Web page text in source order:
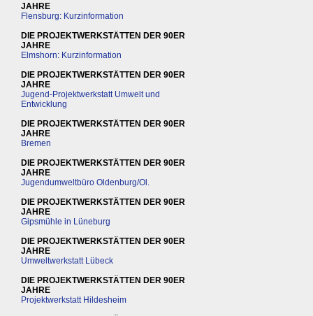
JAHRE
Flensburg: Kurzinformation
DIE PROJEKTWERKSTÄTTEN DER 90ER
JAHRE
Elmshorn: Kurzinformation
DIE PROJEKTWERKSTÄTTEN DER 90ER
JAHRE
Jugend-Projektwerkstatt Umwelt und
Entwicklung
DIE PROJEKTWERKSTÄTTEN DER 90ER
JAHRE
Bremen
DIE PROJEKTWERKSTÄTTEN DER 90ER
JAHRE
Jugendumweltbüro Oldenburg/Ol.
DIE PROJEKTWERKSTÄTTEN DER 90ER
JAHRE
Gipsmühle in Lüneburg
DIE PROJEKTWERKSTÄTTEN DER 90ER
JAHRE
Umweltwerkstatt Lübeck
DIE PROJEKTWERKSTÄTTEN DER 90ER
JAHRE
Projektwerkstatt Hildesheim